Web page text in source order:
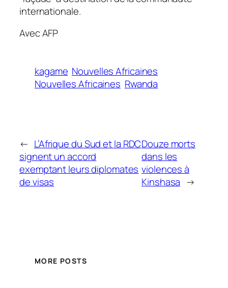
internationale.
Avec AFP
kagame Nouvelles Africaines
Nouvelles Africaines Rwanda
← L’Afrique du Sud et la RDC
signent un accord
exemptant leurs diplomates
de visas
Douze morts
dans les
violences à
Kinshasa →
MORE POSTS